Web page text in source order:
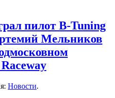
пилот B-Tuning
Мельников
Новости.